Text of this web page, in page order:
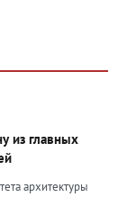
из главных
архитектуры